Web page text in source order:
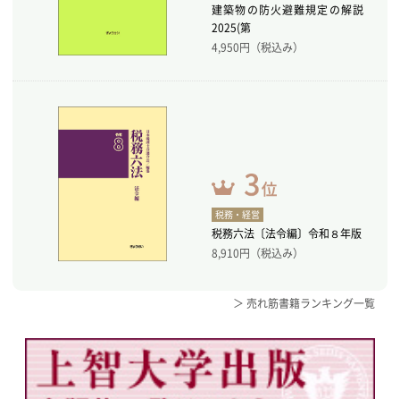
建築物の防火避難規定の解説
2025(第
4,950円（税込み）
税務・経営
税務六法〔法令編〕令和８年版
8,910円（税込み）
＞ 売れ筋書籍ランキング一覧